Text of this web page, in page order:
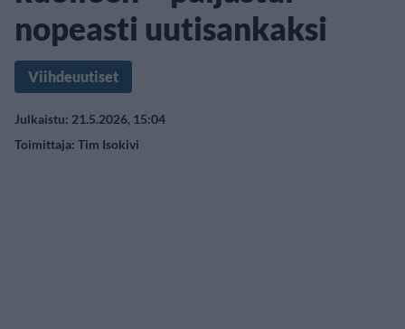
nopeasti uutisankaksi
Viihdeuutiset
Julkaistu: 21.5.2026, 15:04
Toimittaja: Tim Isokivi